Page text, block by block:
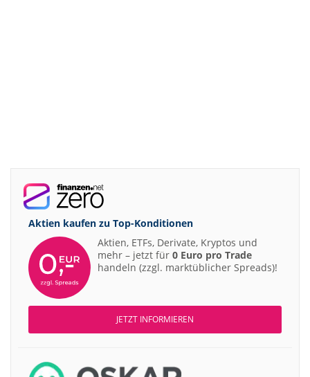
Aktien kaufen zu Top-Konditionen
Aktien, ETFs, Derivate, Kryptos und
mehr – jetzt für 0 Euro pro Trade
handeln (zzgl. marktüblicher Spreads)!
JETZT INFORMIEREN